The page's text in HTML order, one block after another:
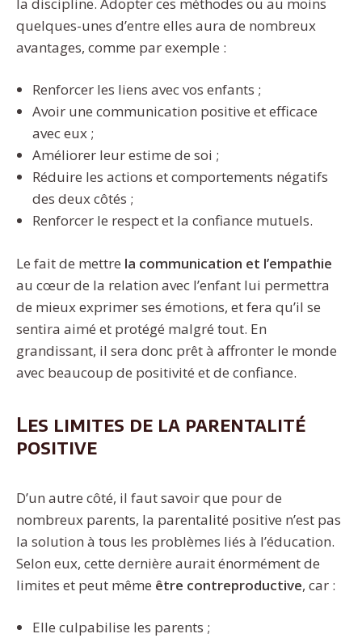
quelques-unes d’entre elles aura de nombreux
avantages, comme par exemple :
Renforcer les liens avec vos enfants ;
Avoir une communication positive et efficace
avec eux ;
Améliorer leur estime de soi ;
Réduire les actions et comportements négatifs
des deux côtés ;
Renforcer le respect et la confiance mutuels.
Le fait de mettre la communication et l’empathie
au cœur de la relation avec l’enfant lui permettra
de mieux exprimer ses émotions, et fera qu’il se
sentira aimé et protégé malgré tout. En
grandissant, il sera donc prêt à affronter le monde
avec beaucoup de positivité et de confiance.
Les limites de la parentalité
positive
D’un autre côté, il faut savoir que pour de
nombreux parents, la parentalité positive n’est pas
la solution à tous les problèmes liés à l’éducation.
Selon eux, cette dernière aurait énormément de
limites et peut même être contreproductive, car :
Elle culpabilise les parents ;